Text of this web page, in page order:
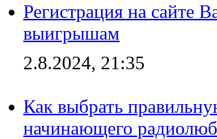
Регистрация на сайте
выигрышам
2.8.2024, 21:35
Как выбрать
начинающего